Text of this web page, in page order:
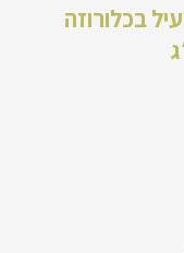
בכלורוזה